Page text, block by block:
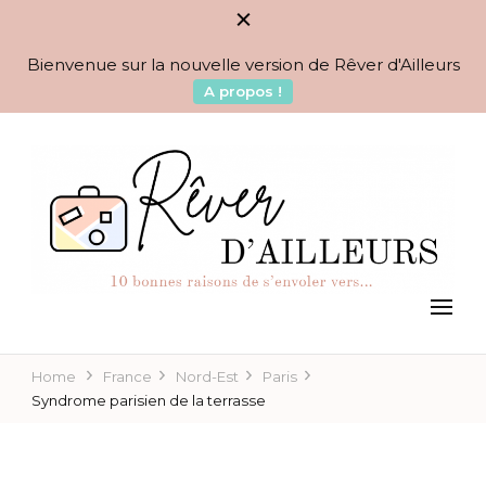
Bienvenue sur la nouvelle version de Rêver d'Ailleurs
A propos !
Rêver d'Ailleurs – 10
raisons de s'envoler vers…
BLOG VOYAGES DEPUIS 2010
Home France Nord-Est
Paris
Syndrome parisien de la terrasse